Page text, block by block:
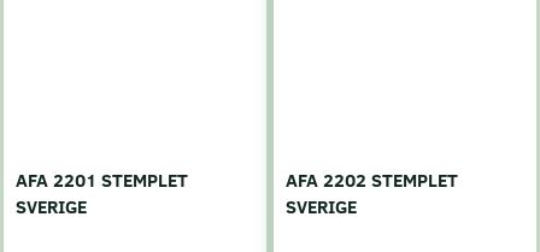
AFA 2201 STEMPLET
SVERIGE
AFA 2202 STEMPLET
SVERIGE